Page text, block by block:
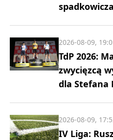
spadkowicza
TdP 2026:
zwycięzcą
dla Stefana
2026-08-09,
IV Liga:
2026-08-09,